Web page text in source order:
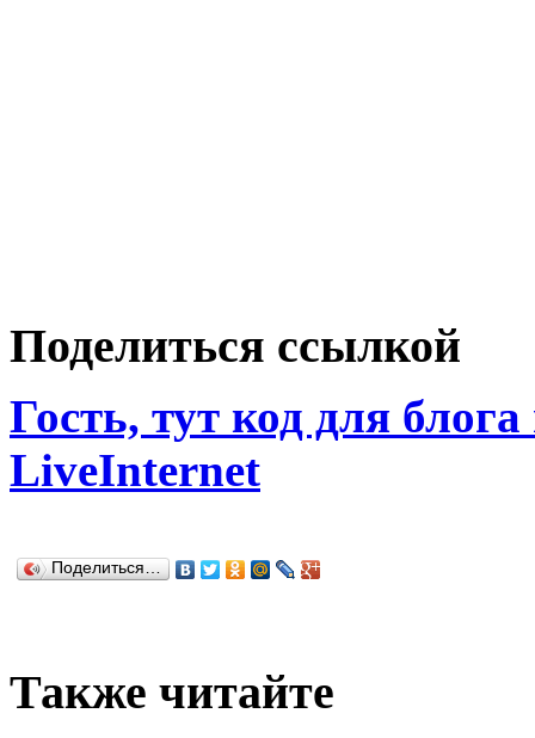
Поделиться ссылкой
Гость, тут код для
LiveInternet
Поделиться…
Также читайте